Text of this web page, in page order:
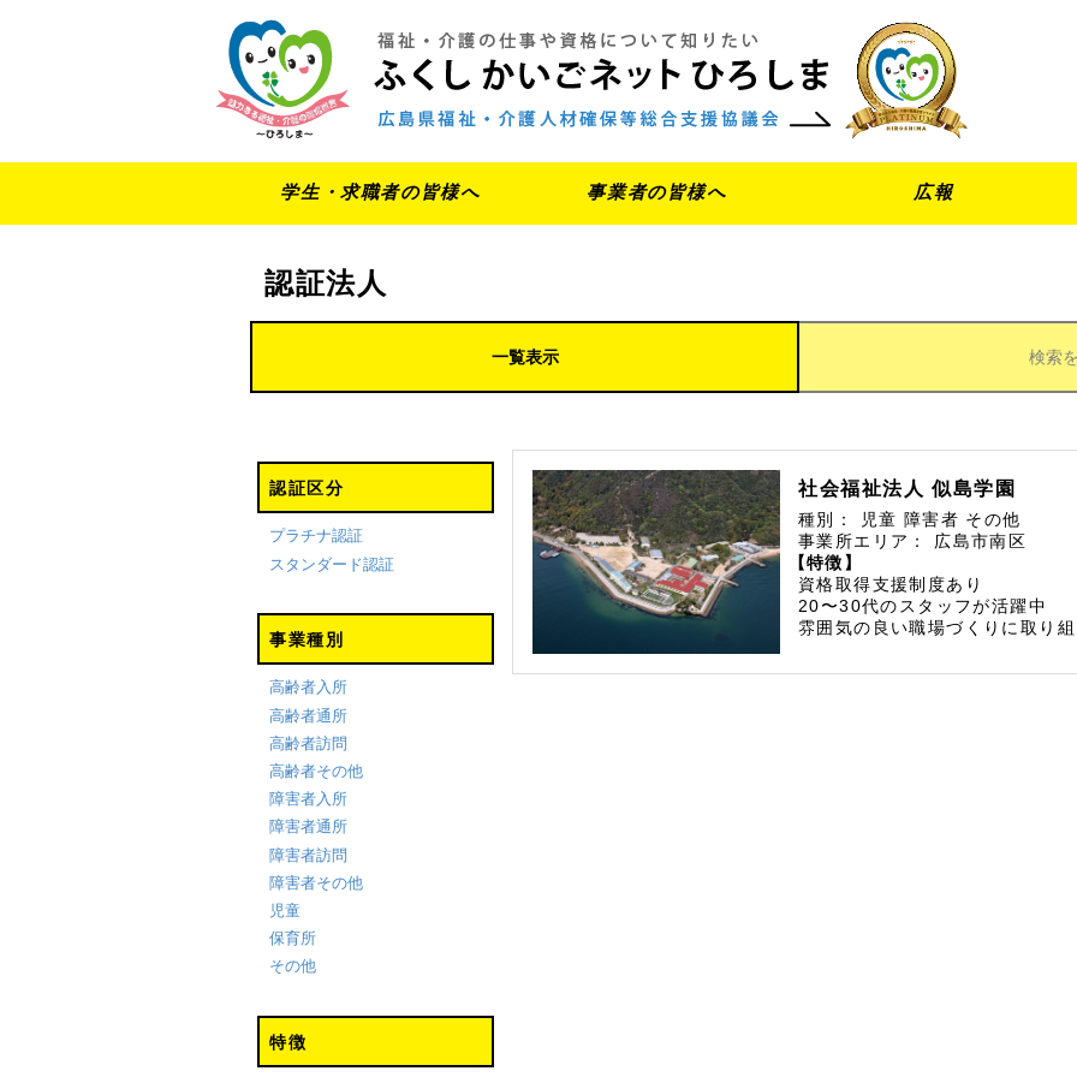
学生・求職者の皆様へ 事業者の皆様へ 広報
認証法人
一覧表示 検索
認証区分
プラチナ認証
スタンダード認証
事業種別
高齢者入所
高齢者通所
高齢者訪問
高齢者その他
障害者入所
障害者通所
障害者訪問
障害者その他
児童
保育所
その他
特徴
社会福祉法人 似島学園
種別： 児童 障害者 その他
事業所エリア：
広島市南区
【特徴】
資格取得支援制度あり
20〜30代のスタッフが活躍中
雰囲気の良い職場づくりに取り